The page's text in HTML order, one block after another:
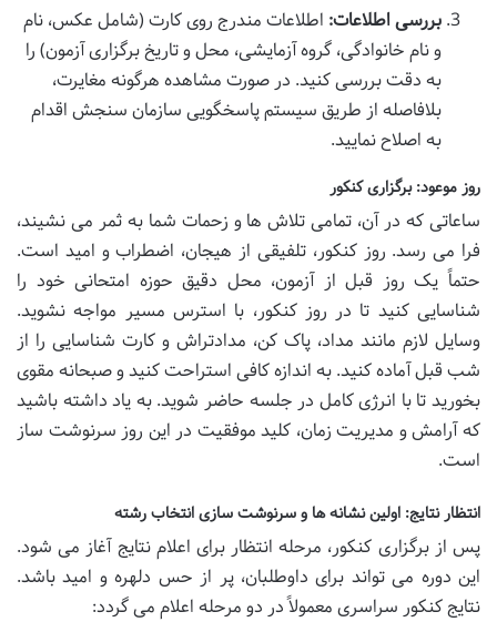
بررسی اطلاعات: اطلاعات مندرج روی کارت (شامل عکس، نام
و نام خانوادگی، گروه آزمایشی، محل و تاریخ برگزاری آزمون) را
به دقت بررسی کنید. در صورت مشاهده هرگونه مغایرت،
بلافاصله از طریق سیستم پاسخگویی سازمان سنجش اقدام
به اصلاح نمایید.
روز موعود: برگزاری کنکور
ساعاتی که در آن، تمامی تلاش ها و زحمات شما به ثمر می نشیند،
فرا می رسد. روز کنکور، تلفیقی از هیجان، اضطراب و امید است.
حتماً یک روز قبل از آزمون، محل دقیق حوزه امتحانی خود را
شناسایی کنید تا در روز کنکور، با استرس مسیر مواجه نشوید.
وسایل لازم مانند مداد، پاک کن، مدادتراش و کارت شناسایی را از
شب قبل آماده کنید. به اندازه کافی استراحت کنید و صبحانه مقوی
بخورید تا با انرژی کامل در جلسه حاضر شوید. به یاد داشته باشید
که آرامش و مدیریت زمان، کلید موفقیت در این روز سرنوشت ساز
است.
انتظار نتایج: اولین نشانه ها و سرنوشت سازی انتخاب رشته
پس از برگزاری کنکور، مرحله انتظار برای اعلام نتایج آغاز می شود.
این دوره می تواند برای داوطلبان، پر از حس دلهره و امید باشد.
نتایج کنکور سراسری معمولاً در دو مرحله اعلام می گردد: